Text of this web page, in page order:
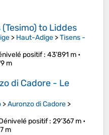
to Liddes
> Haut-Adige >Tisens -
positif: 43’891 m •
m
di Cadore - Le
>Auronzo di Cadore >
positif: 29’367 m •
m